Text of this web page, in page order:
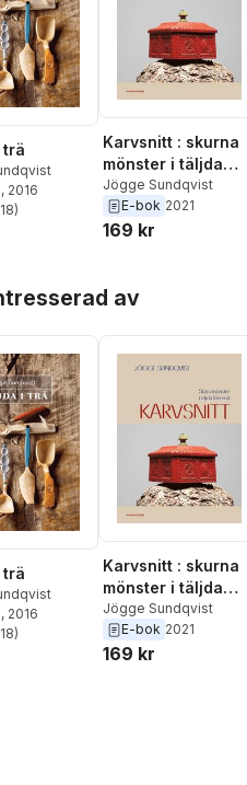
trä
, 2016
Totalt antal röster:
18)
Karvsnitt : skurna
mönster i täljda
föremål
Jögge Sundqvist
E-bok 2021
169 kr
av
trä
, 2016
Totalt antal röster:
18)
Karvsnitt : skurna
mönster i täljda
föremål
Jögge Sundqvist
E-bok 2021
169 kr